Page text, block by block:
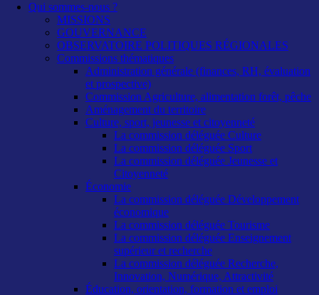
Qui sommes-nous ?
MISSIONS
GOUVERNANCE
OBSERVATOIRE POLITIQUES RÉGIONALES
Commissions thématiques
Administration générale (finances, RH, évaluation
et prospective)
Commission Agriculture, alimentation forêt, pêche
Aménagement du territoire
Culture, sport, jeunesse et citoyenneté
La commission déléguée Culture
La commission déléguée Sport
La commission déléguée Jeunesse et
Citoyenneté
Économie
La commission déléguée Développement
économique
La commission déléguée Tourisme
La commission déléguée Enseignement
supérieur et recherche
La commission déléguée Recherche,
Innovation, Numérique, Attractivité
Éducation, orientation, formation et emploi